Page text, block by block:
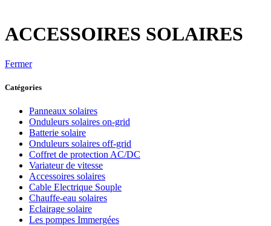
ACCESSOIRES SOLAIRES
Fermer
Catégories
Panneaux solaires
Onduleurs solaires on-grid
Batterie solaire
Onduleurs solaires off-grid
Coffret de protection AC/DC
Variateur de vitesse
Accessoires solaires
Cable Electrique Souple
Chauffe-eau solaires
Eclairage solaire
Les pompes Immergées